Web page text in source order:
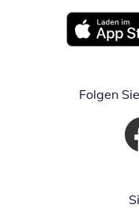
Öffnet in
Folgen